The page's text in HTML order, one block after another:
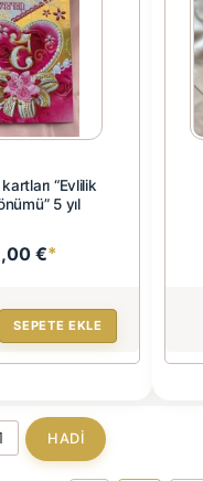
“Evlilik
5 yıl
€*
SEPETE EKLE